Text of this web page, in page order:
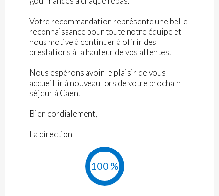
Votre recommandation représente une belle
reconnaissance pour toute notre équipe et
nous motive à continuer à offrir des
prestations à la hauteur de vos attentes.
Nous espérons avoir le plaisir de vous
accueillir à nouveau lors de votre prochain
séjour à Caen.
Bien cordialement,
La direction
100 %